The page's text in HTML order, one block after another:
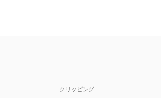
クリッピング